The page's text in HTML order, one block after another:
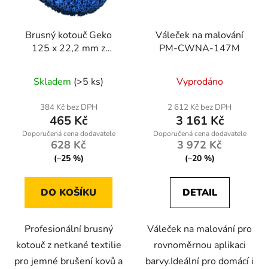
Brusný kotouč Geko
125 x 22,2 mm z
profesionální kvalita pro
brušení a čištění
Skladem (>5 ks)
384 Kč bez DPH
465 Kč
628 Kč
(–25 %)
DO KOŠÍKU
Profesionální brusný
kotouč z netkané textilie
pro jemné brušení kovů a
Váleček na malování
PM-CWNA-147M
Vyprodáno
2 612 Kč bez DPH
3 161 Kč
3 972 Kč
(–20 %)
DETAIL
Váleček na malování pro
rovnoměrnou aplikaci
barvy.Ideální pro domácí i